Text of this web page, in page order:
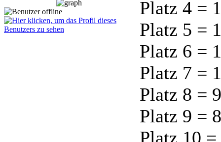
Platz 4 =
Platz 5 =
Platz 6 =
Platz 7 =
Platz 8 =
Platz 9 =
Platz 10